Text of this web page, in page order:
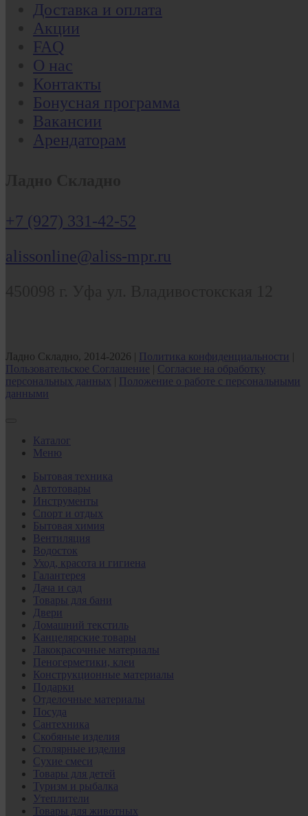
Доставка и оплата
Акции
FAQ
О нас
Контакты
Бонусная программа
Вакансии
Арендаторам
+7 (927) 331-42-52
alissonline@aliss-mpr.ru
Ладно Складно, 2014-2026 | Политика конфиденциальности |
Пользовательское Соглашение | Согласие на обработку
персональных данных | Положение о работе с персональными
данными
Каталог
Меню
Бытовая техника
Автотовары
Инструменты
Спорт и отдых
Бытовая химия
Вентиляция
Водосток
Уход, красота и гигиена
Галантерея
Дача и сад
Товары для бани
Двери
Домашний текстиль
Канцелярские товары
Лакокрасочные материалы
Пеногерметики, клеи
Конструкционные материалы
Подарки
Отделочные материалы
Посуда
Сантехника
Скобяные изделия
Столярные изделия
Сухие смеси
Товары для детей
Туризм и рыбалка
Утеплители
Товары для животных